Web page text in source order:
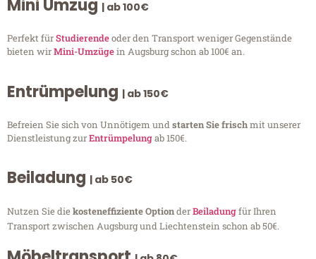
Mini Umzug | ab 100€
Perfekt fürStudierendeoder den Transport weniger Gegenstände
bieten wirMini-Umzügein Augsburg schon ab 100€ an.
Entrümpelung | ab 150€
Befreien Sie sich von Unnötigem undstarten Sie frischmit unserer
Dienstleistung zurEntrümpelungab 150€.
Beiladung | ab 50€
Nutzen Sie diekosteneffiziente OptionderBeiladungfür Ihren
Transport zwischen Augsburg und Liechtenstein schon ab 50€.